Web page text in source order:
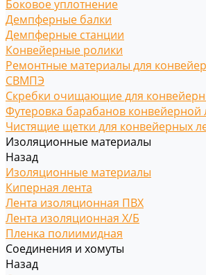
Боковое уплотнение
Демпферные балки
Демпферные станции
Конвейерные ролики
Ремонтные материалы для
СВМПЭ
Скребки очищающие для
Футеровка барабанов конвейерной
Чистящие щетки для конвейерных
Изоляционные материалы
Назад
Изоляционные материалы
Киперная лента
Лента изоляционная ПВХ
Лента изоляционная Х/Б
Пленка полиимидная
Соединения и хомуты
Назад